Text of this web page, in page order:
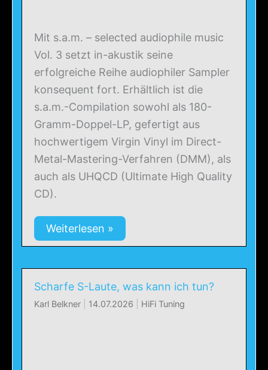
Mit s.a.m. – selected audiophile music
Vol. 3 setzt in-akustik seine
erfolgreiche Reihe audiophiler Sampler
konsequent fort. Erhältlich ist die
s.a.m.-Compilation sowohl als 180-
Gramm-Doppel-LP, gefertigt aus
hochwertigem Virgin Vinyl im Direct-
Metal-Mastering-Verfahren (DMM), als
auch als UHQCD (Ultimate High Quality
CD).
Weiterlesen »
Scharfe S-Laute, was kann ich tun?
Karl Belkner 14.07.2026 HiFi Tuning